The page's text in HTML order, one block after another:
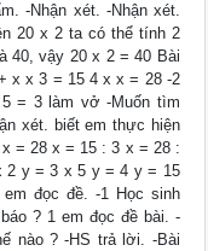
-Nhận xét. -Nhận xét.
20 x 2 ta có thể tính 2
40, vậy 20 x 2 = 40 Bài
x x 3 = 15 4 x x = 28 -2
= 3 làm vở -Muốn tìm
xét. biết em thực hiện
= 28 x = 15 : 3 x = 28 :
y = 3 x 5 y = 4 y = 15
đọc đề. -1 Học sinh
? 1 em đọc đề bài. -
nào ? -HS trả lời. -Bài